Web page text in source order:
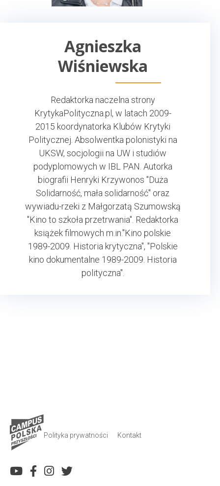
Agnieszka
Wiśniewska
Redaktorka naczelna strony
KrytykaPolityczna.pl, w latach 2009-
2015 koordynatorka Klubów Krytyki
Politycznej. Absolwentka polonistyki na
UKSW, socjologii na UW i studiów
podyplomowych w IBL PAN. Autorka
biografii Henryki Krzywonos "Duża
Solidarność, mała solidarność" oraz
wywiadu-rzeki z Małgorzatą Szumowską
"Kino to szkoła przetrwania". Redaktorka
książek filmowych m.in."Kino polskie
1989-2009. Historia krytyczna", "Polskie
kino dokumentalne 1989-2009. Historia
polityczna".
Polityka prywatności Kontakt